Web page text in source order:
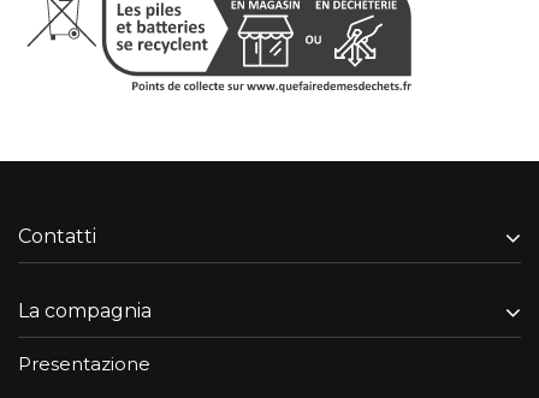
Contatti
La compagnia
Presentazione